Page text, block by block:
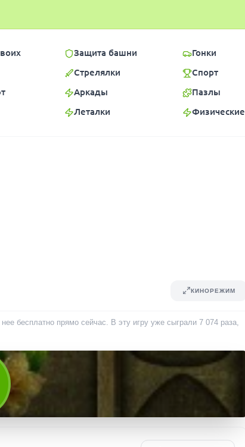
Защита башни
Стрелялки
Аркады
Леталки
Гонки
Спорт
Пазлы
Физические
КИНОРЕЖИМ
бесплатно прямо сейчас. В эту игру уже сыграли 7 074 раза,